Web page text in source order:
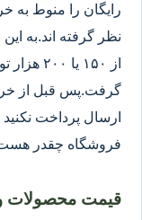
رایگان را منوط به
نظر گرفته اند.به
از ۱۵۰
گرفت.پس قبل از
ارسال پرداخت
فروشگاه چقدر
قیمت محصولات و